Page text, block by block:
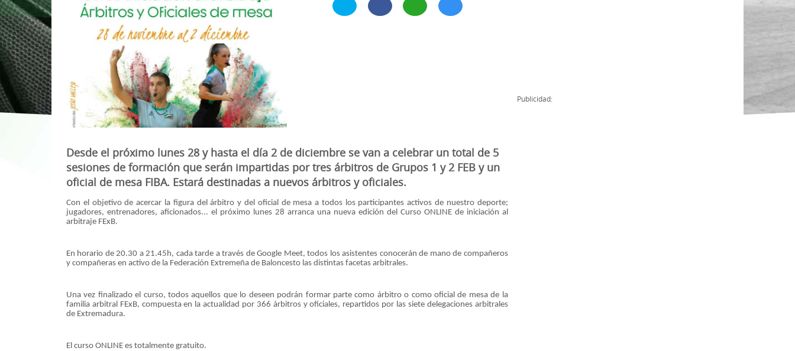
1ª División Nacional
3x3
Plan Minibasket
Copa de Extremadura
Torneos Amistosos
Formación Continua/Permanente
Tarifas
Subvenciones
Desde el próximo lunes 28 y hasta el día 2 de diciembre se van a celebrar un total de 5
sesiones de formación que serán impartidas por tres árbitros de Grupos 1 y 2 FEB y un
oficial de mesa FIBA. Estará destinadas a nuevos árbitros y oficiales.
Con el objetivo de acercar la figura del árbitro y del oficial de mesa a todos los participantes activos de nuestro deporte;
jugadores, entrenadores, aficionados... el próximo lunes 28 arranca una nueva edición del Curso ONLINE de iniciación al
arbitraje FExB.
En horario de 20.30 a 21.45h, cada tarde a través de Google Meet, todos los asistentes conocerán de mano de compañeros
y compañeras en activo de la Federación Extremeña de Baloncesto las distintas facetas arbitrales.
Una vez finalizado el curso, todos aquellos que lo deseen podrán formar parte como árbitro o como oficial de mesa de la
familia arbitral FExB, compuesta en la actualidad por 366 árbitros y oficiales, repartidos por las siete delegaciones arbitrales
de Extremadura.
El curso ONLINE es totalmente gratuito.
Publicidad: